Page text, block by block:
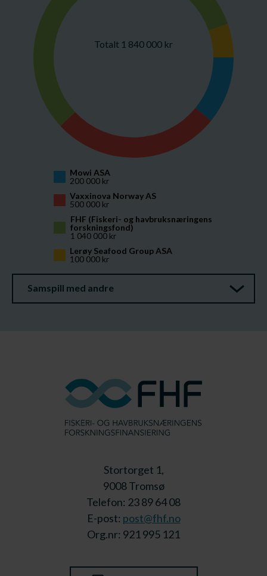
Totalt 1 840 000 kr
Mowi ASA
200 000 kr
Vaxxinova Norway AS
500 000 kr
FHF (Fiskeri- og havbruksnæringens
forskningsfond)
1 040 000 kr
Lerøy Seafood Group ASA
100 000 kr
Samspill med andre
Stortorget 1,
9008 Tromsø
Telefon: 23 89 64 08
E-post: post@fhf.no
Org.nr: 921 995 121